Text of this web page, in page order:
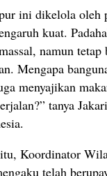
ini dikelola oleh
kuat.
namun
Mengapa
menyajikan
tanya
Koordinator
telah